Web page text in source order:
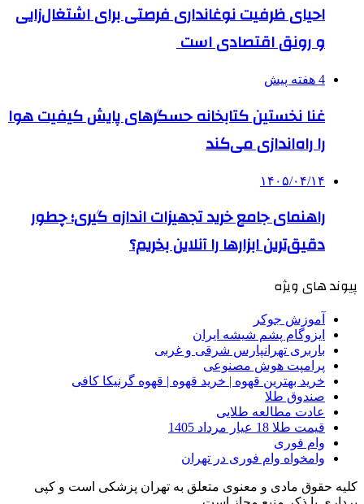
احیای ظرفیت نوغانداری فرصتی برای اشتغال‌زایی
و رونق اقتصادی است
4 هفته پیش
غنا نخستین کتابخانه حسگرهای پایش کیفیت هوا
را راه‌اندازی می‌کند
۱۴۰۵/۰۴/۱۴
راهنمای جامع خرید تجهیزات اندازه گیری؛ چطور
دقیق‌ترین ابزارها را آنلاین بخریم؟
پیوند های ویژه
آموزش جوکر
ایزوگام پشم شیشه ایران
باربری تهرانپارس شرقی و غربی
پرامپت هوش مصنوعی
خرید بهترین قهوه | خرید قهوه | قهوه گرنیکا کافی
صندوق طلا
عادت مطالعه طلایی
قیمت طلا 18 عیار مرداد 1405
وام فوری
وامخواه وام فوری در تهران
کلیه حقوق مادی و معنوی متعلق به تهران پزشکی است و کپی